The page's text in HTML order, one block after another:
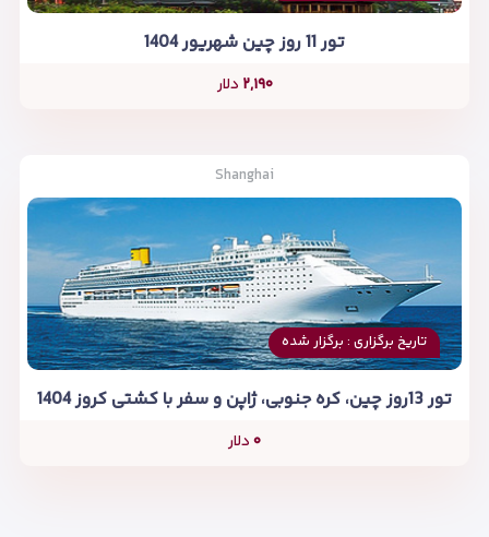
تور 11 روز چین شهریور 1404
۲,۱۹۰ دلار
Shanghai
تاریخ برگزاری : برگزار شده
تور 13روز چین، کره جنوبی، ژاپن و سفر با کشتی کروز 1404
۰دلار